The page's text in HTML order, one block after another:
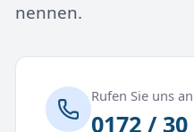
nennen.
Rufen Sie uns an
0172 / 30